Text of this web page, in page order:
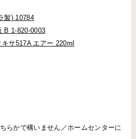
製) 10784
B 1-820-0003
サ517A エアー 220ml
らかで構いません／ホームセンターに